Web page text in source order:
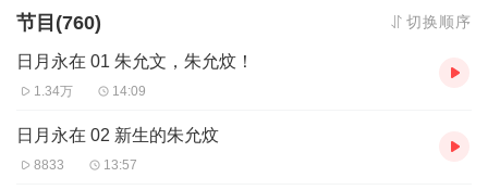
【购买须知】
收听，可下载重复收听。
2、版权归原作者所有，严禁翻录成任何形式，严禁在任何第三方平
3、如在充值／购买环节遇到问题，您可通过页面右上方按钮，将页
节目(760) 切换顺序
日月永在 01 朱允文，朱允炆！
1.34万 14:09
日月永在 02 新生的朱允炆
8833 13:57